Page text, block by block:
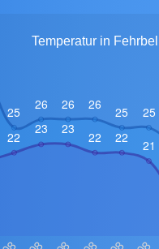
Temperatur in